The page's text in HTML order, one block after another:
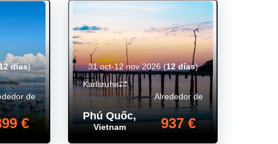
de
€
días)
Phú Quốc,
Vietnam
Alrededor de
937 €
Karlsruhe
31 oct-12 nov 2026(12 días)